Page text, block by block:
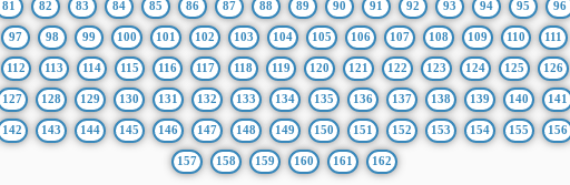
81 82 83 84 85 86 87 88 89 90 91 92 93 94 95 96
97 98 99 100 101 102 103 104 105 106 107 108 109 110 111
112 113 114 115 116 117 118 119 120 121 122 123 124 125 126
127 128 129 130 131 132 133 134 135 136 137 138 139 140 141
142 143 144 145 146 147 148 149 150 151 152 153 154 155 156
157 158 159 160 161 162